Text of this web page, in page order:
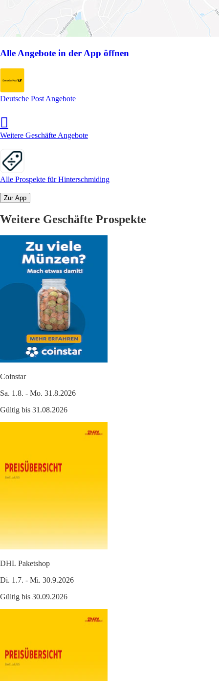
Alle Angebote in der App öffnen
Deutsche Post Angebote
Weitere Geschäfte Angebote
Alle Prospekte für Hinterschmiding
Zur App
Weitere Geschäfte Prospekte
Coinstar
Sa. 1.8. - Mo. 31.8.2026
Gültig bis 31.08.2026
DHL Paketshop
Di. 1.7. - Mi. 30.9.2026
Gültig bis 30.09.2026